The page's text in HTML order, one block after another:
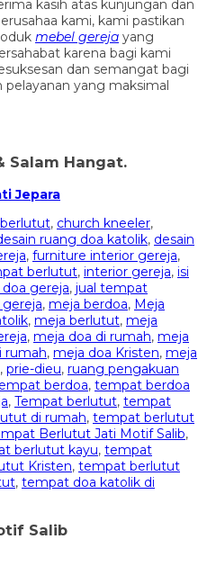
kasih atas kunjungan dan
kami, kami pastikan
mebel gereja yang
karena bagi kami
dan semangat bagi
yang maksimal
Salam Hangat.
Jepara
, church kneeler,
ruang doa katolik, desain
, furniture interior gereja,
berlutut, interior gereja, isi
gereja, jual tempat
, meja berdoa, Meja
, meja berlutut, meja
, meja doa di rumah, meja
rumah, meja doa Kristen, meja
, prie-dieu, ruang pengakuan
berdoa, tempat berdoa
, Tempat berlutut, tempat
di rumah, tempat berlutut
Berlutut Jati Motif Salib,
berlutut kayu, tempat
Kristen, tempat berlutut
, tempat doa katolik di
Salib